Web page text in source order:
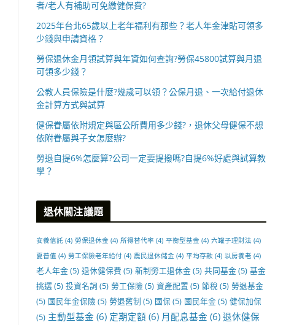
者/老人有補助可免繳健保費?
2025年台北65歲以上老年福利有那些？老人年金津貼可領多
少錢與申請資格？
勞保退休金月領試算與年資如何查詢?勞保45800試算與月退
可領多少錢？
公教人員保險是什麼?幾歲可以領？公保月退、一次給付退休
金計算方式與試算
健保眷屬依附規定與區公所費用多少錢?，退休父母健保不想
依附眷屬與子女怎麼辦?
勞退自提6%怎麼算?公司一定要提撥嗎?自提6%好處與試算教
學？
退休關注議題
安養信託 (4) 勞保退休金 (4) 所得替代率 (4) 平衡型基金 (4) 六罐子理財法 (4)
夏普值 (4) 勞工保險老年給付 (4) 農民退休儲金 (4) 平均存款 (4) 以房養老 (4)
老人年金(5) 退休健保費 (5) 新制勞工退休金(5) 共同基金(5) 基金
挑選 (5) 投資名詞 (5) 勞工保險 (5) 資產配置 (5) 節稅 (5) 勞退基金
(5) 國民年金保險 (5) 勞退舊制 (5) 國保(5) 國民年金(5) 健保加保
(5) 主動型基金 (6) 定期定額 (6) 月配息基金 (6) 退休健保